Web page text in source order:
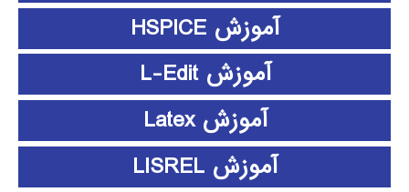
آموزش HSPICE
آموزش L-Edit
آموزش Latex
آموزش LISREL